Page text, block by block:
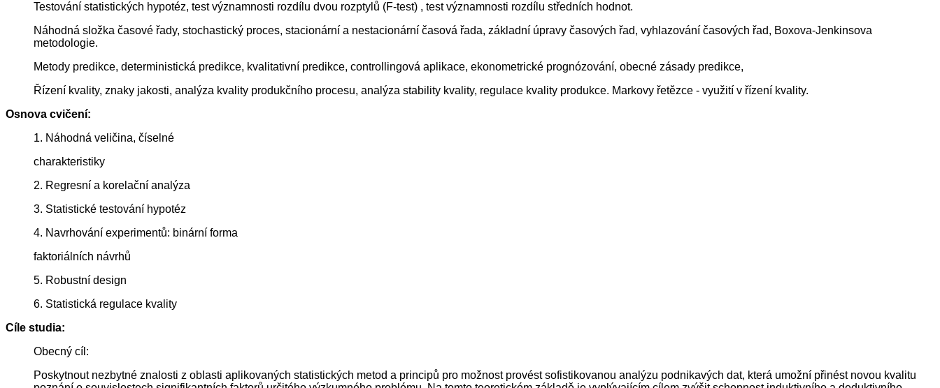
Testování statistických hypotéz, test významnosti rozdílu dvou rozptylů (F-test) , test významnosti rozdílu středních hodnot.
Náhodná složka časové řady, stochastický proces, stacionární a nestacionární časová řada, základní úpravy časových řad, vyhlazování časových řad, Boxova-Jenkinsova
metodologie.
Metody predikce, deterministická predikce, kvalitativní predikce, controllingová aplikace, ekonometrické prognózování, obecné zásady predikce,
Řízení kvality, znaky jakosti, analýza kvality produkčního procesu, analýza stability kvality, regulace kvality produkce. Markovy řetězce - využití v řízení kvality.
Osnova cvičení:
1. Náhodná veličina, číselné
charakteristiky
2. Regresní a korelační analýza
3. Statistické testování hypotéz
4. Navrhování experimentů: binární forma
faktoriálních návrhů
5. Robustní design
6. Statistická regulace kvality
Cíle studia:
Obecný cíl:
Poskytnout nezbytné znalosti z oblasti aplikovaných statistických metod a principů pro možnost provést sofistikovanou analýzu podnikavých dat, která umožní přinést novou kvalitu